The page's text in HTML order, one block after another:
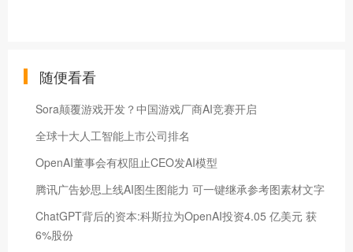
随便看看
Sora颠覆游戏开发？中国游戏厂商AI竞赛开启
全球十大人工智能上市公司排名
OpenAI董事会有权阻止CEO发AI模型
腾讯广告妙思上线AI图生图能力 可一键继承参考图素材文字
ChatGPT背后的资本:科斯拉为OpenAI投资4.05 亿美元 获
6%股份